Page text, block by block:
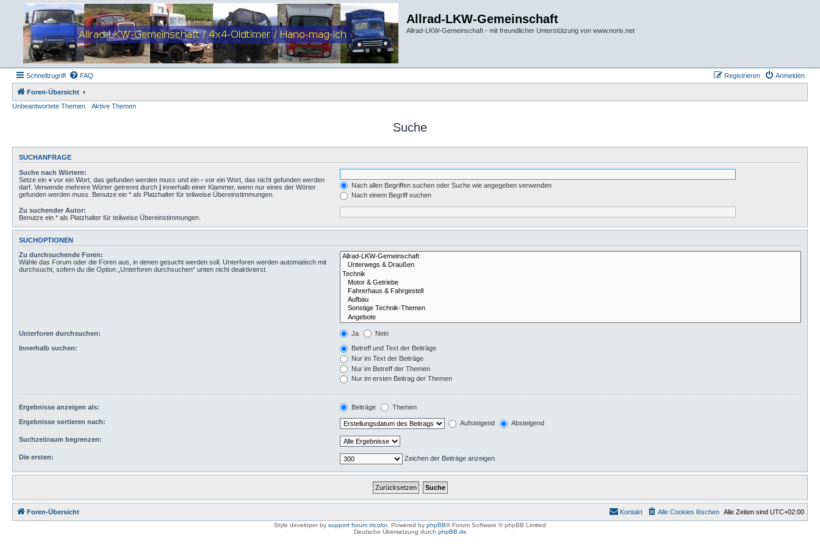
Allrad-LKW-Gemeinschaft
Allrad-LKW-Gemeinschaft - mit freundlicher Unterstützung von www.noris.net
Schnellzugriff FAQ Anmelden
Registrieren
Foren-Übersicht
Unbeantwortete Themen
Aktive Themen
Suche
SUCHANFRAGE
Suche nach Wörtern:
Setze ein + vor ein Wort, das gefunden werden muss und ein - vor ein Wort, das nicht gefunden werden
darf. Verwende mehrere Wörter getrennt durch | innerhalb einer Klammer, wenn nur eines der Wörter
gefunden werden muss. Benutze ein * als Platzhalter für teilweise Übereinstimmungen.
Nach allen Begriffen suchen oder Suche wie angegeben verwenden
Nach einem Begriff suchen
Zu suchender Autor:
Benutze ein * als Platzhalter für teilweise Übereinstimmungen.
SUCHOPTIONEN
Zu durchsuchende Foren:
Wähle das Forum oder die Foren aus, in denen gesucht werden soll. Unterforen werden automatisch mit
durchsucht, sofern du die Option „Unterforen durchsuchen“ unten nicht deaktivierst.
Unterforen durchsuchen: Ja Nein
Innerhalb suchen:
Betreff und Text der Beiträge
Nur im Text der Beiträge
Nur im Betreff der Themen
Nur im ersten Beitrag der Themen
Ergebnisse anzeigen als: Beiträge Themen
Ergebnisse sortieren nach: Aufsteigend Absteigend
Suchzeitraum begrenzen:
Die ersten: Zeichen der Beiträge anzeigen
Foren-Übersicht Alle Zeiten sind UTC+02:00
Alle Cookies löschen
Kontakt
Style developer by support forum tricolor, Powered by phpBB® Forum Software © phpBB Limited
Deutsche Übersetzung durch phpBB.de